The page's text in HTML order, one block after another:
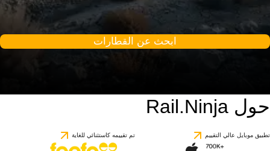
ابحث عن القطارات
حول Rail.Ninja
تطبيق موبايل عالي التقييم تم تقييمه كاستثنائي للغاية